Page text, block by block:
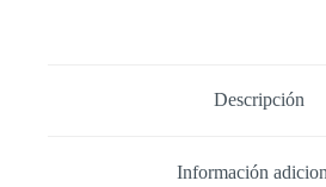
Descripción
Información